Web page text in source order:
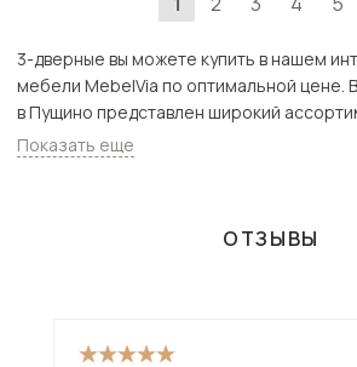
3-дверные вы можете купить в нашем
мебели MebelVia по оптимальной цене. В разделе 3-дверные
в Пущино представлен широкий
доставкой в Москве и Подмосковью, включая Пущино.
товаров в категории «3-дверные» - 173 шт.
Показать еще
ОТЗЫВЫ